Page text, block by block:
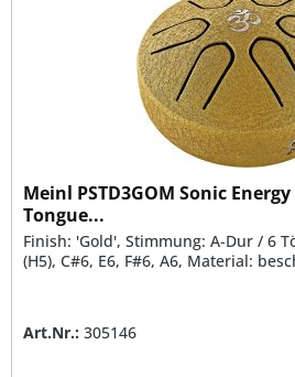
Meinl PSTD3GOM Sonic
Tongue...
Finish: 'Gold', Stimmung: A-Dur / 6
(H5), C#6, E6, F#6, A6, Material:
Art.Nr.: 305146